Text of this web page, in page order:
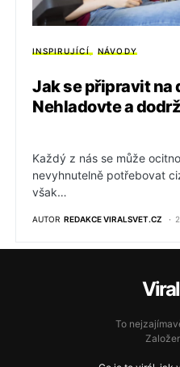
INSPIRUJÍCÍ NÁVODY
Jak se připravit na
Nehladovte a
Každý z nás se může
nevyhnutelně potřebovat
však…
AUTOR REDAKCE VIRALSVET.CZ
To